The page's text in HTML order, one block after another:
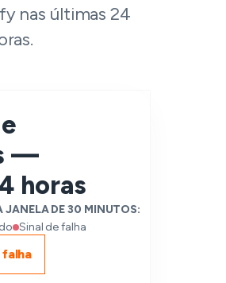
nas últimas 24
—
horas
JANELA DE 30 MINUTOS:
Sinal de falha